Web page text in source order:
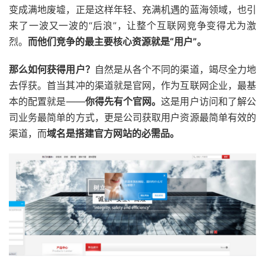
变成满地废墟，正是这样年轻、充满机遇的蓝海领域，也引
来了一波又一波的“后浪”，让整个互联网竞争变得尤为激
烈。 而他们竞争的最主要核心资源就是“用户”。
那么如何获得用户？ 自然是从各个不同的渠道，竭尽全力地
去俘获。首当其冲的渠道就是官网，作为互联网企业，最基
本的配置就是——你得先有个官网。这是用户访问和了解公
司业务最简单的方式，更是公司获取用户资源最简单有效的
渠道，而域名是搭建官方网站的必需品。